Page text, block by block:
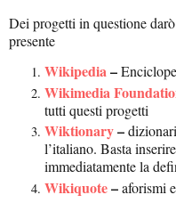
Dei progetti in questione
presente
Wikipedia–
Wikimedia
tutti questi progetti
Wiktionary–
l’italiano. Basta
immediatamente la
Wikiquote–aforismi